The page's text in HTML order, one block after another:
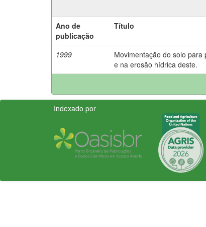
Ano de
publicação
Título
1999
Movimentação do solo
e na erosão hídrica deste.
Indexado por